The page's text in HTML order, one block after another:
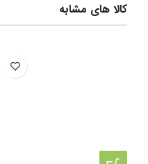
کالا های مشابه